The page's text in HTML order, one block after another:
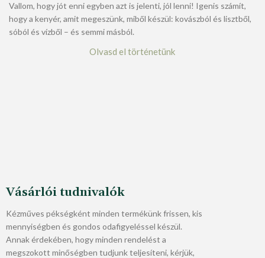
Vallom, hogy jót enni egyben azt is jelenti, jól lenni! Igenis számít,
hogy a kenyér, amit megeszünk, miből készül: kovászból és lisztből,
sóból és vízből – és semmi másból.
Olvasd el történetünk
Vásárlói tudnivalók
Kézműves pékségként minden termékünk frissen, kis
mennyiségben és gondos odafigyeléssel készül.
Annak érdekében, hogy minden rendelést a
megszokott minőségben tudjunk teljesíteni, kérjük,